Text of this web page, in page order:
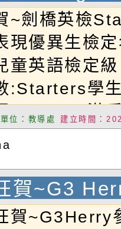
考試
~劍橋英檢
現優異生檢
童英語檢定級
:Starters學
:G1Egan滿
內獎學金一
位：教導處 建立時間：
賀~G3
GMEC
賀~G3Herry